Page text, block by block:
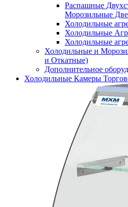
Распашные
Морозильные
Холодильные
Холодильные
Холодильные
Холодильные и
и Откатные)
Дополнительное
Холодильные Камеры